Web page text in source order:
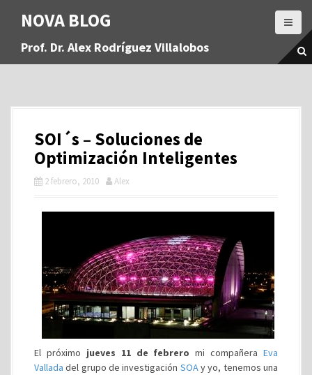
a
NOVA BLOG
Prof. Dr. Alex Rodríguez Villalobos
SOI´s – Soluciones de
Optimización Inteligentes
2 febrero, 2010 Alex
El próximo jueves 11 de febrero mi compañera Eva
Vallada del grupo de investigación SOAy yo, tenemos una